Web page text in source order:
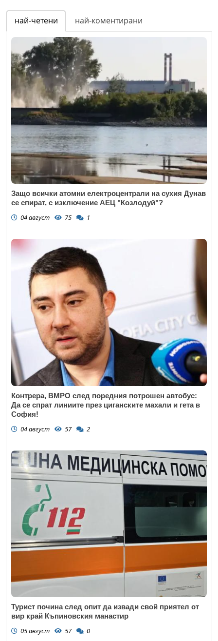
най-четени най-коментирани
Защо всички атомни електроцентрали на сухия Дунав
се спират, с изключение АЕЦ "Козлодуй"?
04 август 75 1
Контрера, ВМРО след поредния потрошен автобус:
Да се спрат линиите през циганските махали и гета в
София!
04 август 57 2
Турист почина след опит да извади свой приятел от
вир край Къпиновския манастир
05 август 57 0